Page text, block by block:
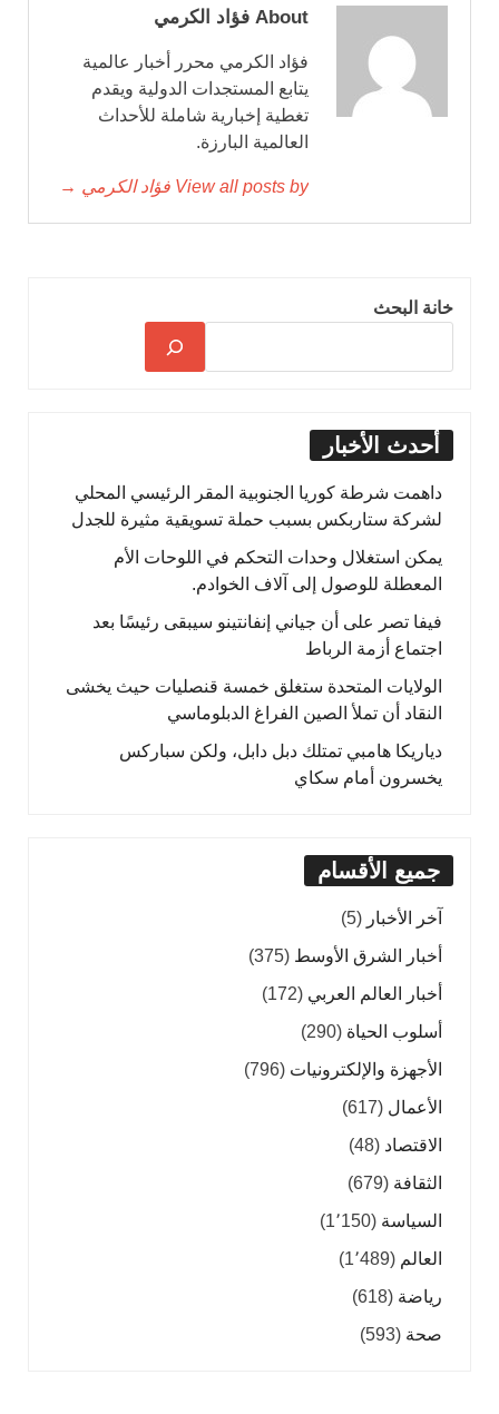
About فؤاد الكرمي
فؤاد الكرمي محرر أخبار عالمية
يتابع المستجدات الدولية ويقدم
تغطية إخبارية شاملة للأحداث
العالمية البارزة.
View all posts by فؤاد الكرمي →
خانة البحث
أحدث الأخبار
داهمت شرطة كوريا الجنوبية المقر الرئيسي المحلي
لشركة ستاربكس بسبب حملة تسويقية مثيرة للجدل
يمكن استغلال وحدات التحكم في اللوحات الأم
المعطلة للوصول إلى آلاف الخوادم.
فيفا تصر على أن جياني إنفانتينو سيبقى رئيسًا بعد
اجتماع أزمة الرباط
الولايات المتحدة ستغلق خمسة قنصليات حيث يخشى
النقاد أن تملأ الصين الفراغ الدبلوماسي
دياريكا هامبي تمتلك دبل دابل، ولكن سباركس
يخسرون أمام سكاي
جميع الأقسام
آخر الأخبار (5)
أخبار الشرق الأوسط (375)
أخبار العالم العربي (172)
أسلوب الحياة (290)
الأجهزة والإلكترونيات (796)
الأعمال (617)
الاقتصاد (48)
الثقافة (679)
السياسة (1٬150)
العالم (1٬489)
رياضة (618)
صحة (593)